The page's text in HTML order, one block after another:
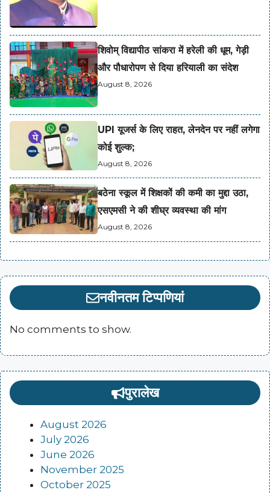
शिवोम् विद्यापीठ सांकरा में हरेली की धूम, गेड़ी
और पौधारोपण से दिया हरियाली का संदेश
August 8, 2026
UPI यूजर्स के लिए राहत, लेनदेन पर नहीं लगेगा
कोई शुल्क;
August 8, 2026
बठेना स्कूल में शिक्षकों की कमी का मुद्दा उठा,
एसएमसी ने की शीघ्र व्यवस्था की मांग
August 8, 2026
नवीनतम टिप्पणियां
No comments to show.
पुरालेख
August 2026
July 2026
June 2026
November 2025
October 2025